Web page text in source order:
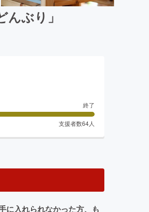
ぶり」
終了
支援者数64人
に入れられなかった方、も